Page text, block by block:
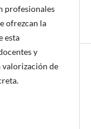
profesionales
ofrezcan la
esta
y
valorización de